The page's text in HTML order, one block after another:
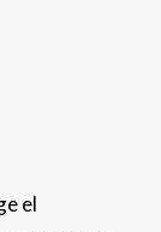
el